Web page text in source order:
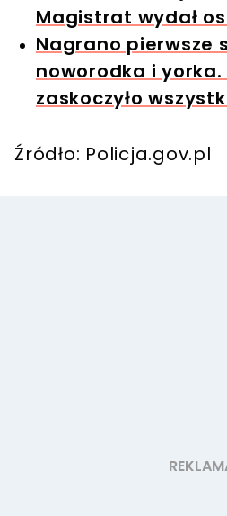
Magistrat wydał
Nagrano pierwsze
noworodka i yorka.
zaskoczyło
Źródło: Policja.gov.pl